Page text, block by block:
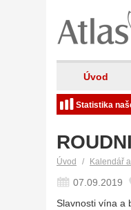
Úvod
Statistika
Úvod Kalendář
07.09.2019
Slavnosti vína a